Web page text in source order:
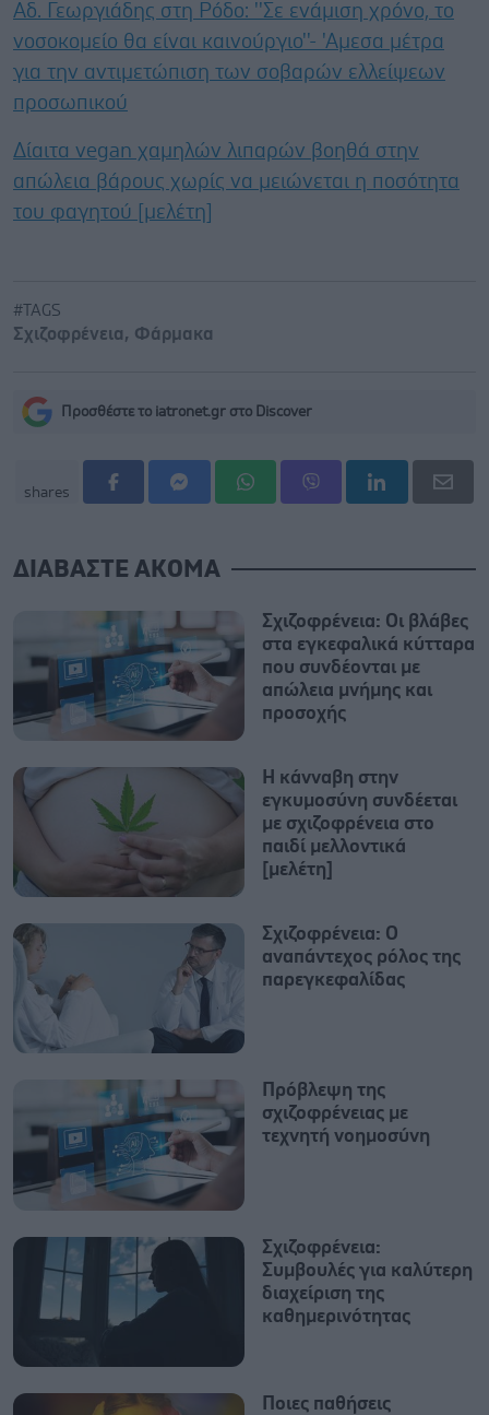
Αδ. Γεωργιάδης στη Ρόδο: ''Σε ενάμιση χρόνο, το
νοσοκομείο θα είναι καινούργιο''- 'Αμεσα μέτρα
για την αντιμετώπιση των σοβαρών ελλείψεων
προσωπικού
Δίαιτα vegan χαμηλών λιπαρών βοηθά στην
απώλεια βάρους χωρίς να μειώνεται η ποσότητα
του φαγητού [μελέτη]
#TAGS
Σχιζοφρένεια, Φάρμακα
Προσθέστε το iatronet.gr στο Discover
shares
ΔΙΑΒΑΣΤΕ ΑΚΟΜΑ
Σχιζοφρένεια: Οι βλάβες
στα εγκεφαλικά κύτταρα
που συνδέονται με
απώλεια μνήμης και
προσοχής
Η κάνναβη στην
εγκυμοσύνη συνδέεται
με σχιζοφρένεια στο
παιδί μελλοντικά
[μελέτη]
Σχιζοφρένεια: Ο
αναπάντεχος ρόλος της
παρεγκεφαλίδας
Πρόβλεψη της
σχιζοφρένειας με
τεχνητή νοημοσύνη
Σχιζοφρένεια:
Συμβουλές για καλύτερη
διαχείριση της
καθημερινότητας
Ποιες παθήσεις